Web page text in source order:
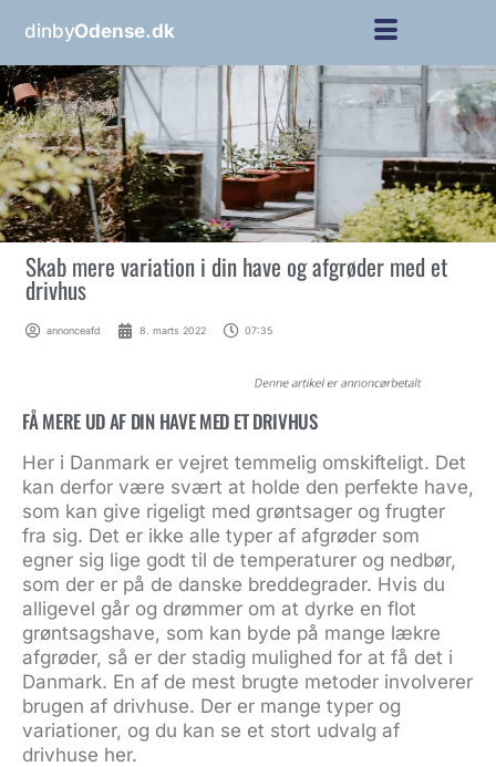
dinbyOdense.dk
Skab mere variation i din have og afgrøder med et
drivhus
annonceafd 8. marts 2022 07:35
FÅ MERE UD AF DIN HAVE MED ET DRIVHUS
Her i Danmark er vejret temmelig omskifteligt. Det
kan derfor være svært at holde den perfekte have,
som kan give rigeligt med grøntsager og frugter
fra sig. Det er ikke alle typer af afgrøder som
egner sig lige godt til de temperaturer og nedbør,
som der er på de danske breddegrader. Hvis du
alligevel går og drømmer om at dyrke en flot
grøntsagshave, som kan byde på mange lækre
afgrøder, så er der stadig mulighed for at få det i
Danmark. En af de mest brugte metoder involverer
brugen af drivhuse. Der er mange typer og
variationer, og du kan se et stort udvalg af
drivhuse her.